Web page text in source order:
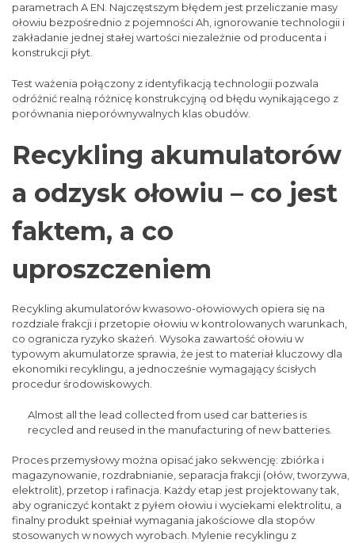
parametrach A EN. Najczęstszym błędem jest przeliczanie masy
ołowiu bezpośrednio z pojemności Ah, ignorowanie technologii i
zakładanie jednej stałej wartości niezależnie od producenta i
konstrukcji płyt.
Test ważenia połączony z identyfikacją technologii pozwala
odróżnić realną różnicę konstrukcyjną od błędu wynikającego z
porównania nieporównywalnych klas obudów.
Recykling akumulatorów
a odzysk ołowiu – co jest
faktem, a co
uproszczeniem
Recykling akumulatorów kwasowo-ołowiowych opiera się na
rozdziale frakcji i przetopie ołowiu w kontrolowanych warunkach,
co ogranicza ryzyko skażeń. Wysoka zawartość ołowiu w
typowym akumulatorze sprawia, że jest to materiał kluczowy dla
ekonomiki recyklingu, a jednocześnie wymagający ścisłych
procedur środowiskowych.
Almost all the lead collected from used car batteries is
recycled and reused in the manufacturing of new batteries.
Proces przemysłowy można opisać jako sekwencję: zbiórka i
magazynowanie, rozdrabnianie, separacja frakcji (ołów, tworzywa,
elektrolit), przetop i rafinacja. Każdy etap jest projektowany tak,
aby ograniczyć kontakt z pyłem ołowiu i wyciekami elektrolitu, a
finalny produkt spełniał wymagania jakościowe dla stopów
stosowanych w nowych wyrobach. Mylenie recyklingu z